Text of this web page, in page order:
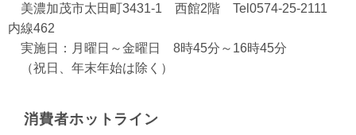
美濃加茂市太田町3431-1 西館2階 Tel0574-25-2111
内線462
実施日：月曜日～金曜日 8時45分～16時45分
（祝日、年末年始は除く）
消費者ホットライン